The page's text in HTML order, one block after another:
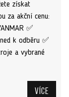
získat
za akční cenu:
✅
k odběru ✅
a vybrané
Více